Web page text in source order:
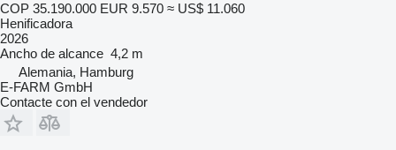
COP 35.190.000 EUR 9.570 ≈ US$ 11.060
Henificadora
2026
Ancho de alcance 4,2 m
Alemania, Hamburg
E-FARM GmbH
Contacte con el vendedor